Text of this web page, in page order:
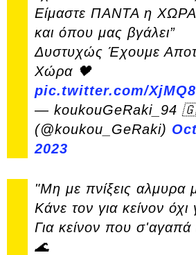
Είμαστε ΠΑΝΤΑ η ΧΩΡΑ
και όπου μας βγάλει”
Δυστυχώς Έχουμε
Χώρα 🖤
pic.twitter.com/
— koukouGeRaki_94
(@koukou_GeRaki)
2023
"Μη με πνίξεις αλμυρα
Κάνε τον για κείνον όχι
Για κείνον που σ'αγαπά
🌊